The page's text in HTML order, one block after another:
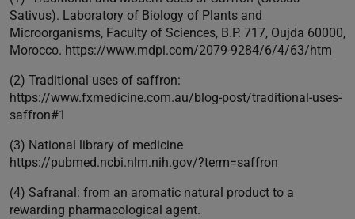
Sativus). Laboratory of Biology of Plants and
Microorganisms, Faculty of Sciences, B.P. 717, Oujda 60000,
Morocco. https://www.mdpi.com/2079-9284/6/4/63/htm
(2) Traditional uses of saffron:
https://www.fxmedicine.com.au/blog-post/traditional-uses-
saffron#1
(3) National library of medicine
https://pubmed.ncbi.nlm.nih.gov/?term=saffron
(4) Safranal: from an aromatic natural product to a
rewarding pharmacological agent.